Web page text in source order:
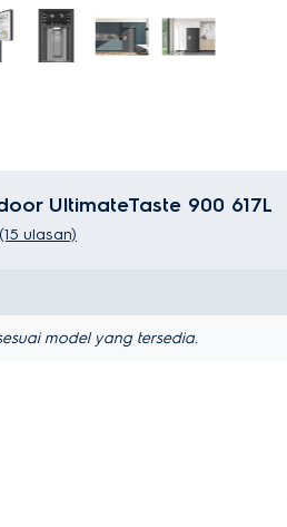
UltimateTaste 900 617L
(15 ulasan)
model yang tersedia.